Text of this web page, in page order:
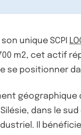
unique SCPI
m2, cet actif
se positionner
géographique
dans le
Il